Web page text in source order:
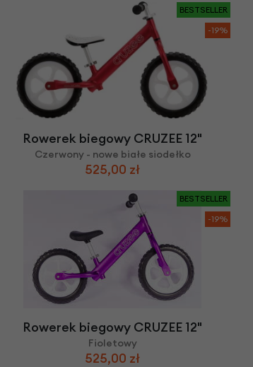
BESTSELLER
-19%
Rowerek biegowy CRUZEE 12"
Czerwony - nowe białe siodełko
525,00 zł
BESTSELLER
-19%
Rowerek biegowy CRUZEE 12"
Fioletowy
525,00 zł